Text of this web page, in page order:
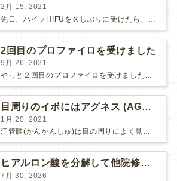
2月 15, 2021
2回目のプロファイロを受けました
9月 26, 2021
やっと２回目のプロファイロを受けました。 ↑ 写真はプロファイロ翌日です。 この距離の写真では凹凸は映らないですし、 実物も、首がよく見ると凹凸が残っている位で、 それも３日で...
目周りのイボにはアグネス (AGNES）が効く！（ほぼ）ノーダウンタイムのイボ治療
1月 20, 2021
汗管腫(かんかんしゅ)は目の周りによく見られるいぼです。 以前は炭酸ガスレーザーでイボ組織を削って（蒸散とかアブレーションと言います）治療していました。 汗管腫は治療しても再発しやすい難治...
ヒアルロン酸を分解して他院修正（目の下のチンダル現象とその補正）
7月 30, 2026